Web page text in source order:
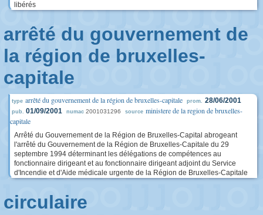
libérés
arrêté du gouvernement de
la région de bruxelles-
capitale
type arrêté du gouvernement de la région de bruxelles-capitale prom. 28/06/2001
pub. 01/09/2001 numac 2001031296 source ministere de la region de bruxelles-
capitale
Arrêté du Gouvernement de la Région de Bruxelles-Capital abrogeant
l'arrêté du Gouvernement de la Région de Bruxelles-Capitale du 29
septembre 1994 déterminant les délégations de compétences au
fonctionnaire dirigeant et au fonctionnaire dirigeant adjoint du Service
d'Incendie et d'Aide médicale urgente de la Région de Bruxelles-Capitale
circulaire